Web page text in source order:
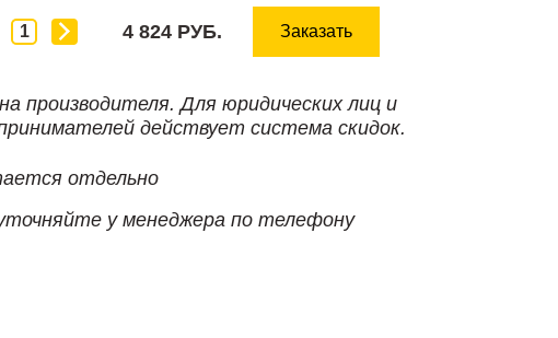
4 824 РУБ. Заказать
производителя. Для юридических лиц и
действует система скидок.
отдельно
у менеджера по телефону